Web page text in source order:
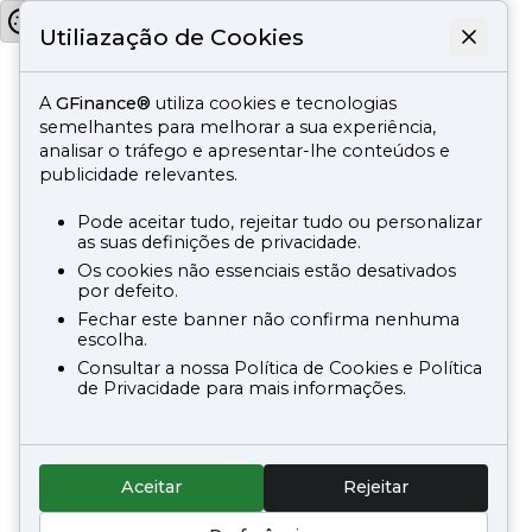
Utiliazação de Cookies
AGFinance® utiliza cookies e tecnologias
semelhantes para melhorar a sua experiência,
analisar o tráfego e apresentar-lhe conteúdos e
publicidade relevantes.
Pode aceitar tudo, rejeitar tudo ou personalizar
as suas definições de privacidade.
Os cookies não essenciais estão desativados
por defeito.
Fechar este banner não confirma nenhuma
escolha.
Consultar a nossa Política de Cookies e Política
de Privacidade para mais informações.
Aceitar Rejeitar